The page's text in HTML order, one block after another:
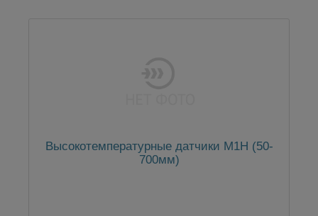
Высокотемпературные датчики M1H (50-
700мм)